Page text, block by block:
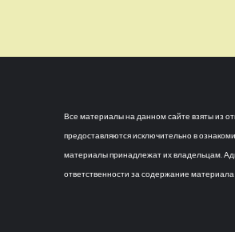
Все материалы на данном сайте взяты из
предоставляются исключительно в
материалы принадлежат их владельцам.
ответственности за содержание материала